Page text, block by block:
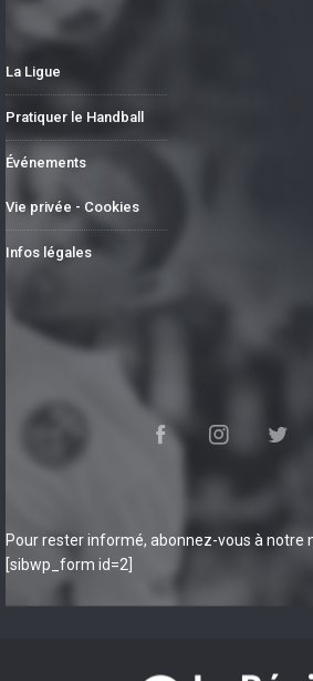
La Ligue
Pratiquer le Handball
Événements
Vie privée - Cookies
Infos légales
Pour rester informé, abonnez-vous à notre
[sibwp_form id=2]